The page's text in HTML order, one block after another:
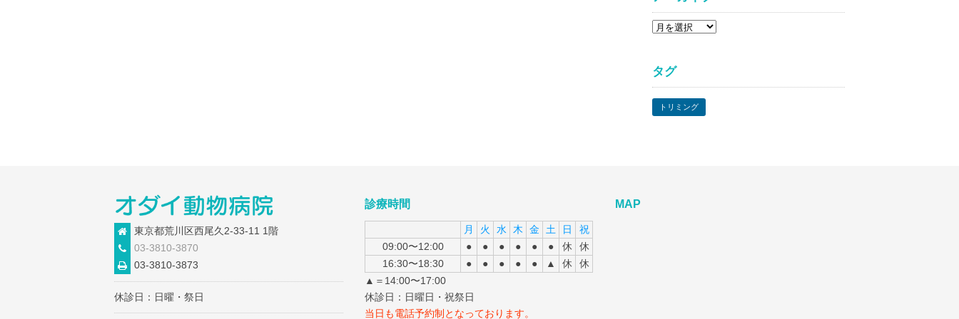
ア
イ
タグ
トリミング
東京都荒川区西尾久2-33-11 1階
03-3810-3870
03-3810-3873
休診日：日曜・祭日
診療時間
月 火 水 木 金 土 日
祝
09:00〜12:00
● ● ● ● ● ● 休
休
16:30〜18:30
● ● ● ● ● ▲ 休
休
▲＝14:00〜17:00
休診日：日曜日・祝祭日
当日も電話予約制となっております。
MAP